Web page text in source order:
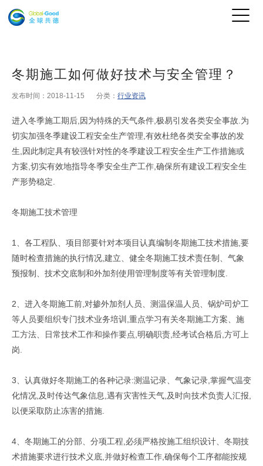
冬期施工如何做好技术与安全管理？
发布时间：2018-11-15 分类： 行业资讯
进入冬季施工期后,因为特殊的天气条件,极易引发各类安全事故.为
切实加强冬季建设工程安全生产管理,有效杜绝各类安全事故的发
生,因此制定具有较强针对性的冬季建设工程安全生产工作措施或
方案,切实有效地指导冬季安全生产工作,确保所有建设工程安全生
产形势稳定.
冬期施工技术管理
1、各工程队、项目部要针对本项目认真编制冬期施工技术措施,要
随时检查措施的执行情况,建立、健全冬期施工技术责任制、气象
预报制、技术交底制和外加剂使用管理制度等有关管理制度.
2、进入冬期施工前,对掺外加剂人员、测温保温人员、锅炉司炉工
等人员要组织专门技术业务培训,重点学习有关冬期施工方案、施
工方法、日常技术工作和操作要点,明确职责,经考试合格后,方可上
岗.
3、认真做好冬期施工的各种记录:测温记录、气象记录,掌握气温变
化情况,及时传达气象信息,遇有灾害性天气,及时向技术负责人汇报,
以便采取防止冻害的措施.
4、冬期施工的分部、分项工程,必须严格按施工组织设计、冬期技
术措施要求进行技术义底,并做好检查工作,确保每个工序都能按规